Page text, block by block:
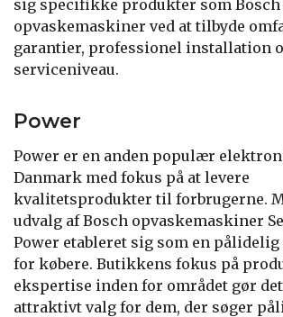
sig specifikke produkter som Bosch
opvaskemaskiner ved at tilbyde
garantier, professionel installation
serviceniveau.
Power
Power er en anden populær
Danmark med fokus på at levere
kvalitetsprodukter til forbrugerne.
udvalg af Bosch opvaskemaskiner
Power etableret sig som en
for købere. Butikkens fokus på
ekspertise inden for området gør
attraktivt valg for dem, der søger